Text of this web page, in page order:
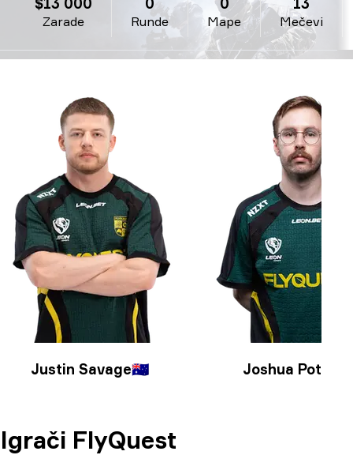
Zarade Runde Mape Mečevi
Justin Savage🇦🇺 Joshua Potter
Igrači FlyQuest